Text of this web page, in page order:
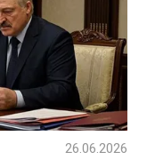
26.06.2026